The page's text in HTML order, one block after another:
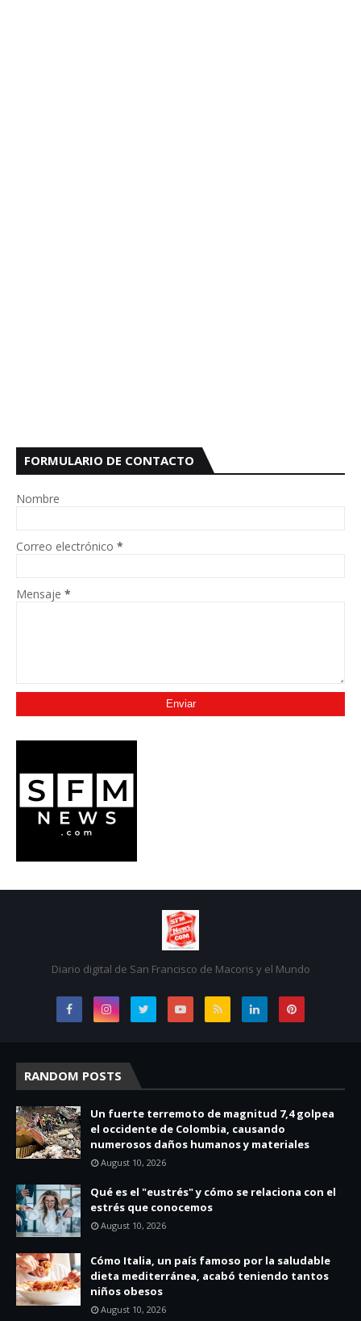
FORMULARIO DE CONTACTO
Nombre
Correo electrónico *
Mensaje *
Diario digital de San Francisco de Macoris y el Mundo
RANDOM POSTS
Un fuerte terremoto de magnitud 7,4 golpea
el occidente de Colombia, causando
numerosos daños humanos y materiales
August 10, 2026
Qué es el "eustrés" y cómo se relaciona con el
estrés que conocemos
August 10, 2026
Cómo Italia, un país famoso por la saludable
dieta mediterránea, acabó teniendo tantos
niños obesos
August 10, 2026